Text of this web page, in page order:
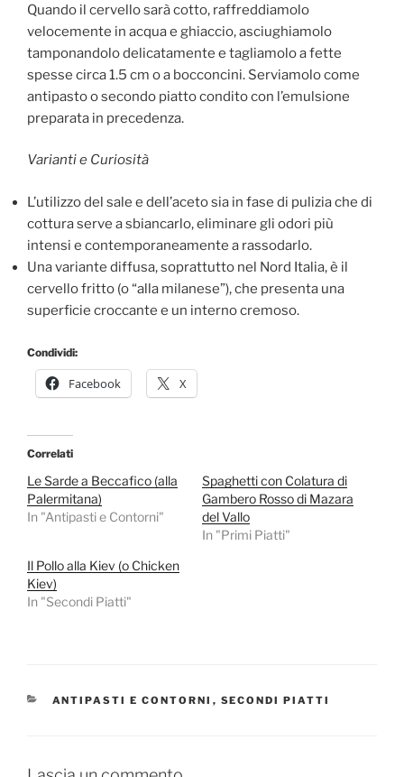
Quando il cervello sarà cotto, raffreddiamolo
velocemente in acqua e ghiaccio, asciughiamolo
tamponandolo delicatamente e tagliamolo a fette
spesse circa 1.5 cm o a bocconcini. Serviamolo come
antipasto o secondo piatto condito con l’emulsione
preparata in precedenza.
Varianti e Curiosità
L’utilizzo del sale e dell’aceto sia in fase di pulizia che di
cottura serve a sbiancarlo, eliminare gli odori più
intensi e contemporaneamente a rassodarlo.
Una variante diffusa, soprattutto nel Nord Italia, è il
cervello fritto (o “alla milanese”), che presenta una
superficie croccante e un interno cremoso.
Condividi:
Facebook X
Correlati
Le Sarde a Beccafico (alla
Palermitana)
In "Antipasti e Contorni"
Spaghetti con Colatura di
Gambero Rosso di Mazara
del Vallo
In "Primi Piatti"
Il Pollo alla Kiev (o Chicken
Kiev)
In "Secondi Piatti"
CATEGORIE
ANTIPASTI E CONTORNI , SECONDI PIATTI